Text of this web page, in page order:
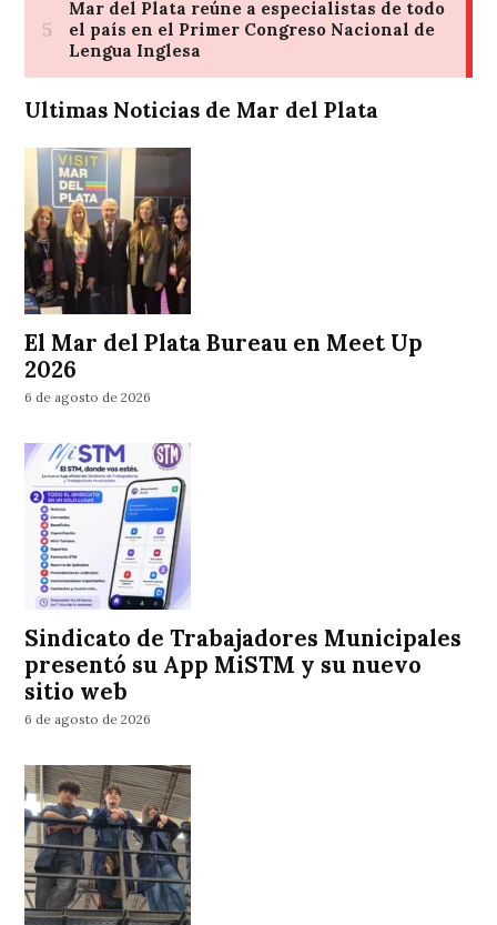
Ultimas Noticias de Mar del Plata
El Mar del Plata Bureau en Meet Up
2026
6 de agosto de 2026
Sindicato de Trabajadores Municipales
presentó su App MiSTM y su nuevo
sitio web
6 de agosto de 2026